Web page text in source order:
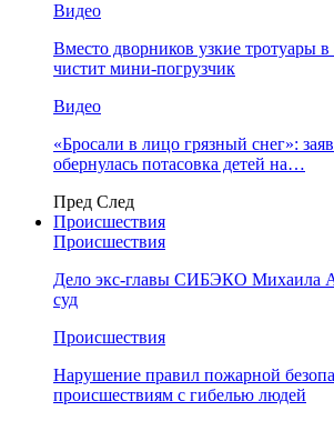
Видео
Вместо дворников узкие тротуары
чистит мини-погрузчик
Видео
«Бросали в лицо грязный снег»:
обернулась потасовка детей на…
Пред След
Происшествия
Происшествия
Дело экс-главы СИБЭКО Михаила
суд
Происшествия
Нарушение правил пожарной
происшествиям с гибелью людей